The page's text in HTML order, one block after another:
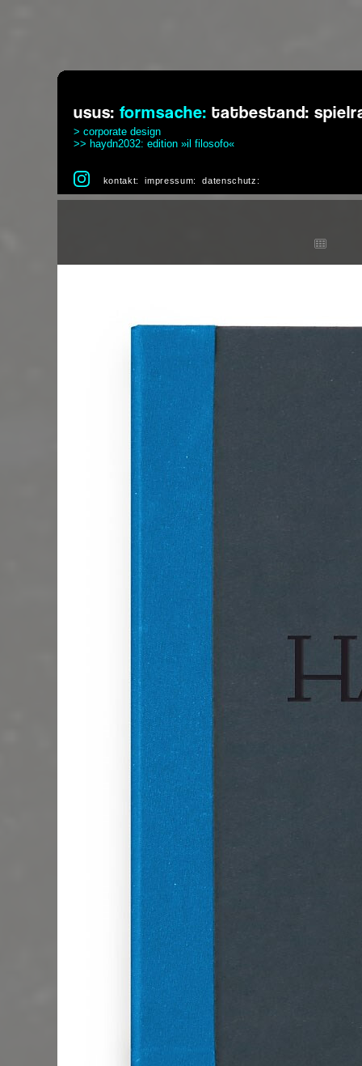
usus: formsache: tatbestand:
> corporate design
>> haydn2032: edition »il filosofo«
kontakt: impressum: datenschutz: